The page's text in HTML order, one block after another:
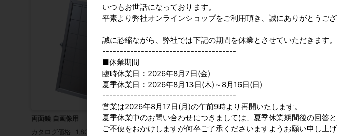
両面鏡 自画像用
カタログ価格
1,800円
クレサン 正円型 張キャンバス 綿 中
目 全3サイズ
みやこ染 ティン
クセット
いつもお世話になっております。
平素より弊社オンラインショップをご利用頂き、誠にありがとうござ
誠に恐縮ながら、弊社では下記の期間を休業とさせていただきます。
--------------------------------------
■休業期間
臨時休業日：2026年8月7日(金)
夏季休業日：2026年8月13日(木)～8月16日(日)
--------------------------------------
営業は2026年8月17日(月)の午前9時より再開いたします。
夏季休業中のお問い合わせにつきましては、夏季休業期間後の回答と
ご不便をおかけしますが何卒ご了承くださいますようお願い申し上げ